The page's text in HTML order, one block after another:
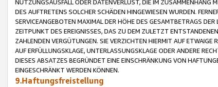
NUTZUNGSAUSFALL ODER DATENVERLUST, DIE IM ZUSAMMENHANG
DES AUFTRETENS SOLCHER SCHÄDEN HINGEWIESEN WURDEN.
SERVICEANGEBOTEN MAXIMAL DER HÖHE DES GESAMTBETRAGS
ZEITPUNKT DES EREIGNISSES, DAS ZU DEM ZULETZT
ZAHLENDEN VERGÜTUNGEN. SIE VERZICHTEN HIERMIT AUF
AUF ERFÜLLUNGSKLAGE, UNTERLASSUNGSKLAGE ODER ANDERE
DIESES ABSATZES BEGRÜNDET EINE EINSCHRÄNKUNG VON
EINGESCHRÄNKT WERDEN KÖNNEN.
9.Haftungsfreistellung